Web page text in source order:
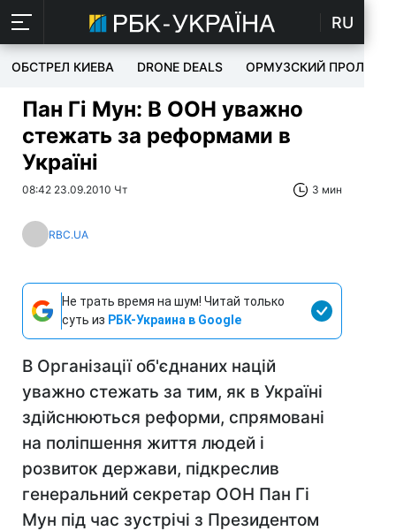
RU
ОБСТРЕЛ КИЕВА DRONE DEALS ОРМУЗСКИЙ ПРОЛИВ
Пан Гі Мун: В ООН уважно
стежать за реформами в
Україні
08:42 23.09.2010 Чт 3 мин
RBC.UA
Не трать время на шум! Читай только
суть из РБК-Украина в Google
В Організації об'єднаних націй
уважно стежать за тим, як в Україні
здійснюються реформи, спрямовані
на поліпшення життя людей і
розвиток держави, підкреслив
генеральний секретар ООН Пан Гі
Мун під час зустрічі з Президентом